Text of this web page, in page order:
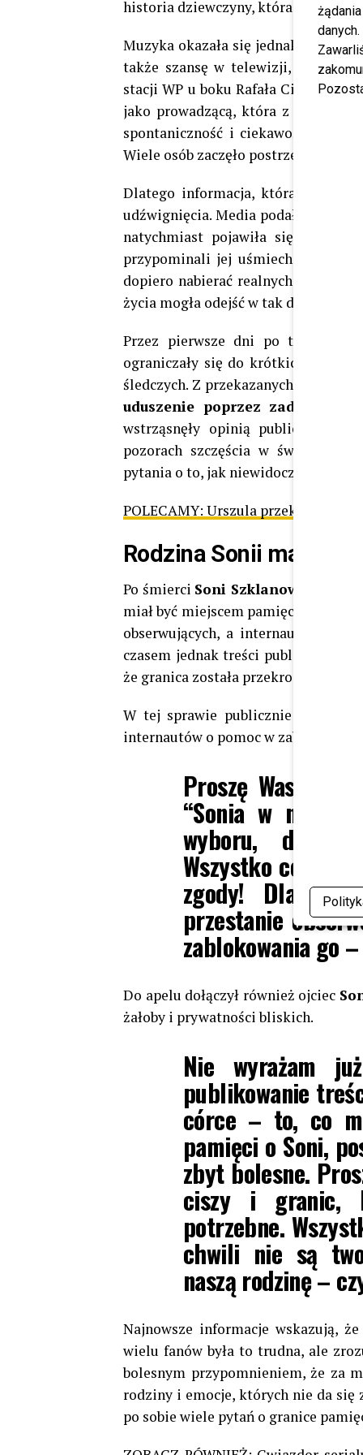
danych.
historia dziewczyny, która wraca do
Muzyka okazała się jednak tylko
także szansę w telewizji,
stacji WP u boku Rafała
jako prowadzącą, która z
spontaniczność i ciekawość świata
Wiele osób zaczęło postrzegać ją
Dlatego informacja, która pojawiła
udźwignięcia. Media podały, że
natychmiast pojawiła się fala
przypominali jej uśmiech,
dopiero nabierać realnych
życia mogła odejść w tak
Przez pierwsze dni po tragedii
ograniczały się do krótkich
śledczych. Z przekazanych
uduszenie poprzez
wstrząsnęły opinią publiczną i
pozorach szczęścia w świecie
pytania o to, jak niewidoczne bywają
POLECAMY: Urszula przekazała
Rodzina Sonii ma dość
Po śmierci Soni Szklanowskiej
miał być miejscem pamięci i hołdu
obserwujących, a internauci
czasem jednak treści publikowane
że granica została przekroczona, a
W tej sprawie publicznie głos
internautów o pomoc w
Proszę Was o
“Sonia w
wyboru, dla
Wszystko co
zgody! Dlatego
przestanie
zablokowania go
Do apelu dołączył również ojciec
żałoby i prywatności bliskich.
Nie wyrażam
publikowanie
córce – to, co
pamięci o Soni,
zbyt bolesne.
ciszy i granic,
potrzebne.
chwili nie są
naszą rodzinę –
Najnowsze informacje wskazują,
wielu fanów była to trudna, ale
bolesnym przypomnieniem, że za
rodziny i emocje, których nie da się
po sobie wiele pytań o granice